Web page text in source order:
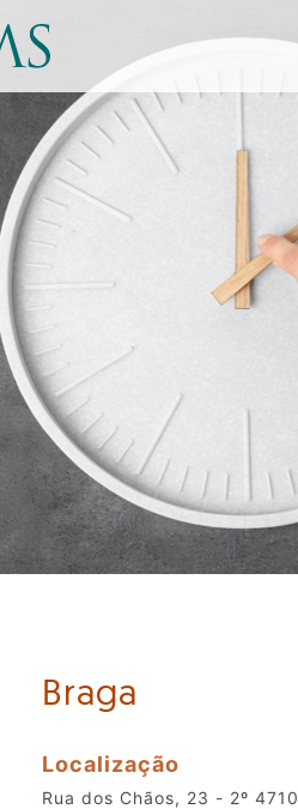
Braga
Localização
Rua dos Chãos, 23 - 2º 4710